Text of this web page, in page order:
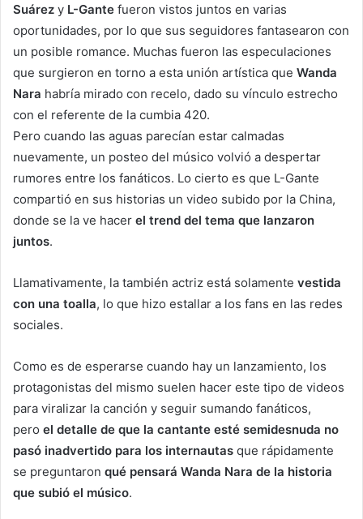
Suárez y L-Gante fueron vistos juntos en varias
oportunidades, por lo que sus seguidores fantasearon con
un posible romance. Muchas fueron las especulaciones
que surgieron en torno a esta unión artística que Wanda
Nara habría mirado con recelo, dado su vínculo estrecho
con el referente de la cumbia 420.
Pero cuando las aguas parecían estar calmadas
nuevamente, un posteo del músico volvió a despertar
rumores entre los fanáticos. Lo cierto es que L-Gante
compartió en sus historias un video subido por la China,
donde se la ve hacer el trend del tema que lanzaron
juntos.
Llamativamente, la también actriz está solamente vestida
con una toalla, lo que hizo estallar a los fans en las redes
sociales.
Como es de esperarse cuando hay un lanzamiento, los
protagonistas del mismo suelen hacer este tipo de videos
para viralizar la canción y seguir sumando fanáticos,
pero el detalle de que la cantante esté semidesnuda no
pasó inadvertido para los internautas que rápidamente
se preguntaron qué pensará Wanda Nara de la historia
que subió el músico.